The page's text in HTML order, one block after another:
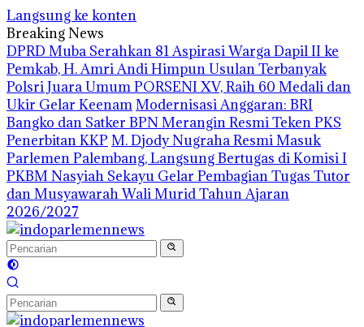
Langsung ke konten
Breaking News
DPRD Muba Serahkan 81 Aspirasi Warga Dapil II ke
Pemkab, H. Amri Andi Himpun Usulan Terbanyak
Polsri Juara Umum PORSENI XV, Raih 60 Medali dan
Ukir Gelar KeenamModernisasi Anggaran: BRI
Bangko dan Satker BPN Merangin Resmi Teken PKS
Penerbitan KKP M. Djody Nugraha Resmi Masuk
Parlemen Palembang, Langsung Bertugas di Komisi I
PKBM Nasyiah Sekayu Gelar Pembagian Tugas Tutor
dan Musyawarah Wali Murid Tahun Ajaran
2026/2027